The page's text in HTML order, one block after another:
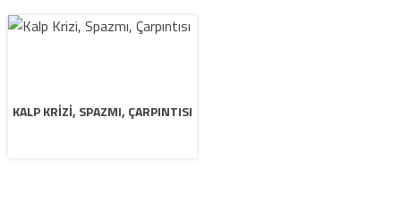
KALP KRIZI, SPAZMI, ÇARPINTISI